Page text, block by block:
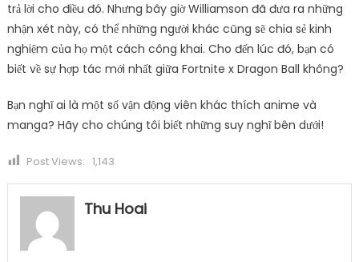
trả lời cho điều đó. Nhưng bây giờ Williamson đã đưa ra những
nhận xét này, có thể những người khác cũng sẽ chia sẻ kinh
nghiệm của họ một cách công khai. Cho đến lúc đó, bạn có
biết về sự hợp tác mới nhất giữa Fortnite x Dragon Ball không?
Bạn nghĩ ai là một số vận động viên khác thích anime và
manga? Hãy cho chúng tôi biết những suy nghĩ bên dưới!
Post Views: 1,143
Thu Hoai